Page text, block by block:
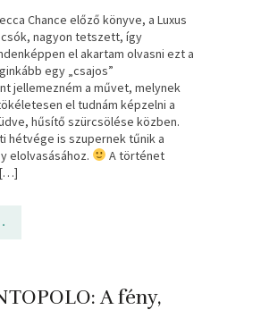
Chance előző könyve, a Luxus
nagyon tetszett, így
el akartam olvasni ezt a
egy „csajos”
jellemezném a művet, melynek
el tudnám képzelni a
hűsítő szürcsölése közben.
hétvége is szupernek tűnik a
elolvasásához.
A történet
A ​fény,